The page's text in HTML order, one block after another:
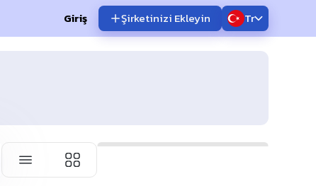
Giriş Şirketinizi Ekleyin Tr